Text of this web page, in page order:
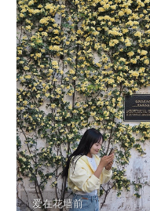
爱在花墙前